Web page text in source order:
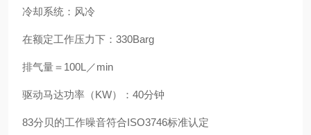
冷却系统：风冷
在额定工作压力下：330Barg
排气量＝100L／min
驱动马达功率（KW）：40分钟
83分贝的工作噪音符合ISO3746标准认定